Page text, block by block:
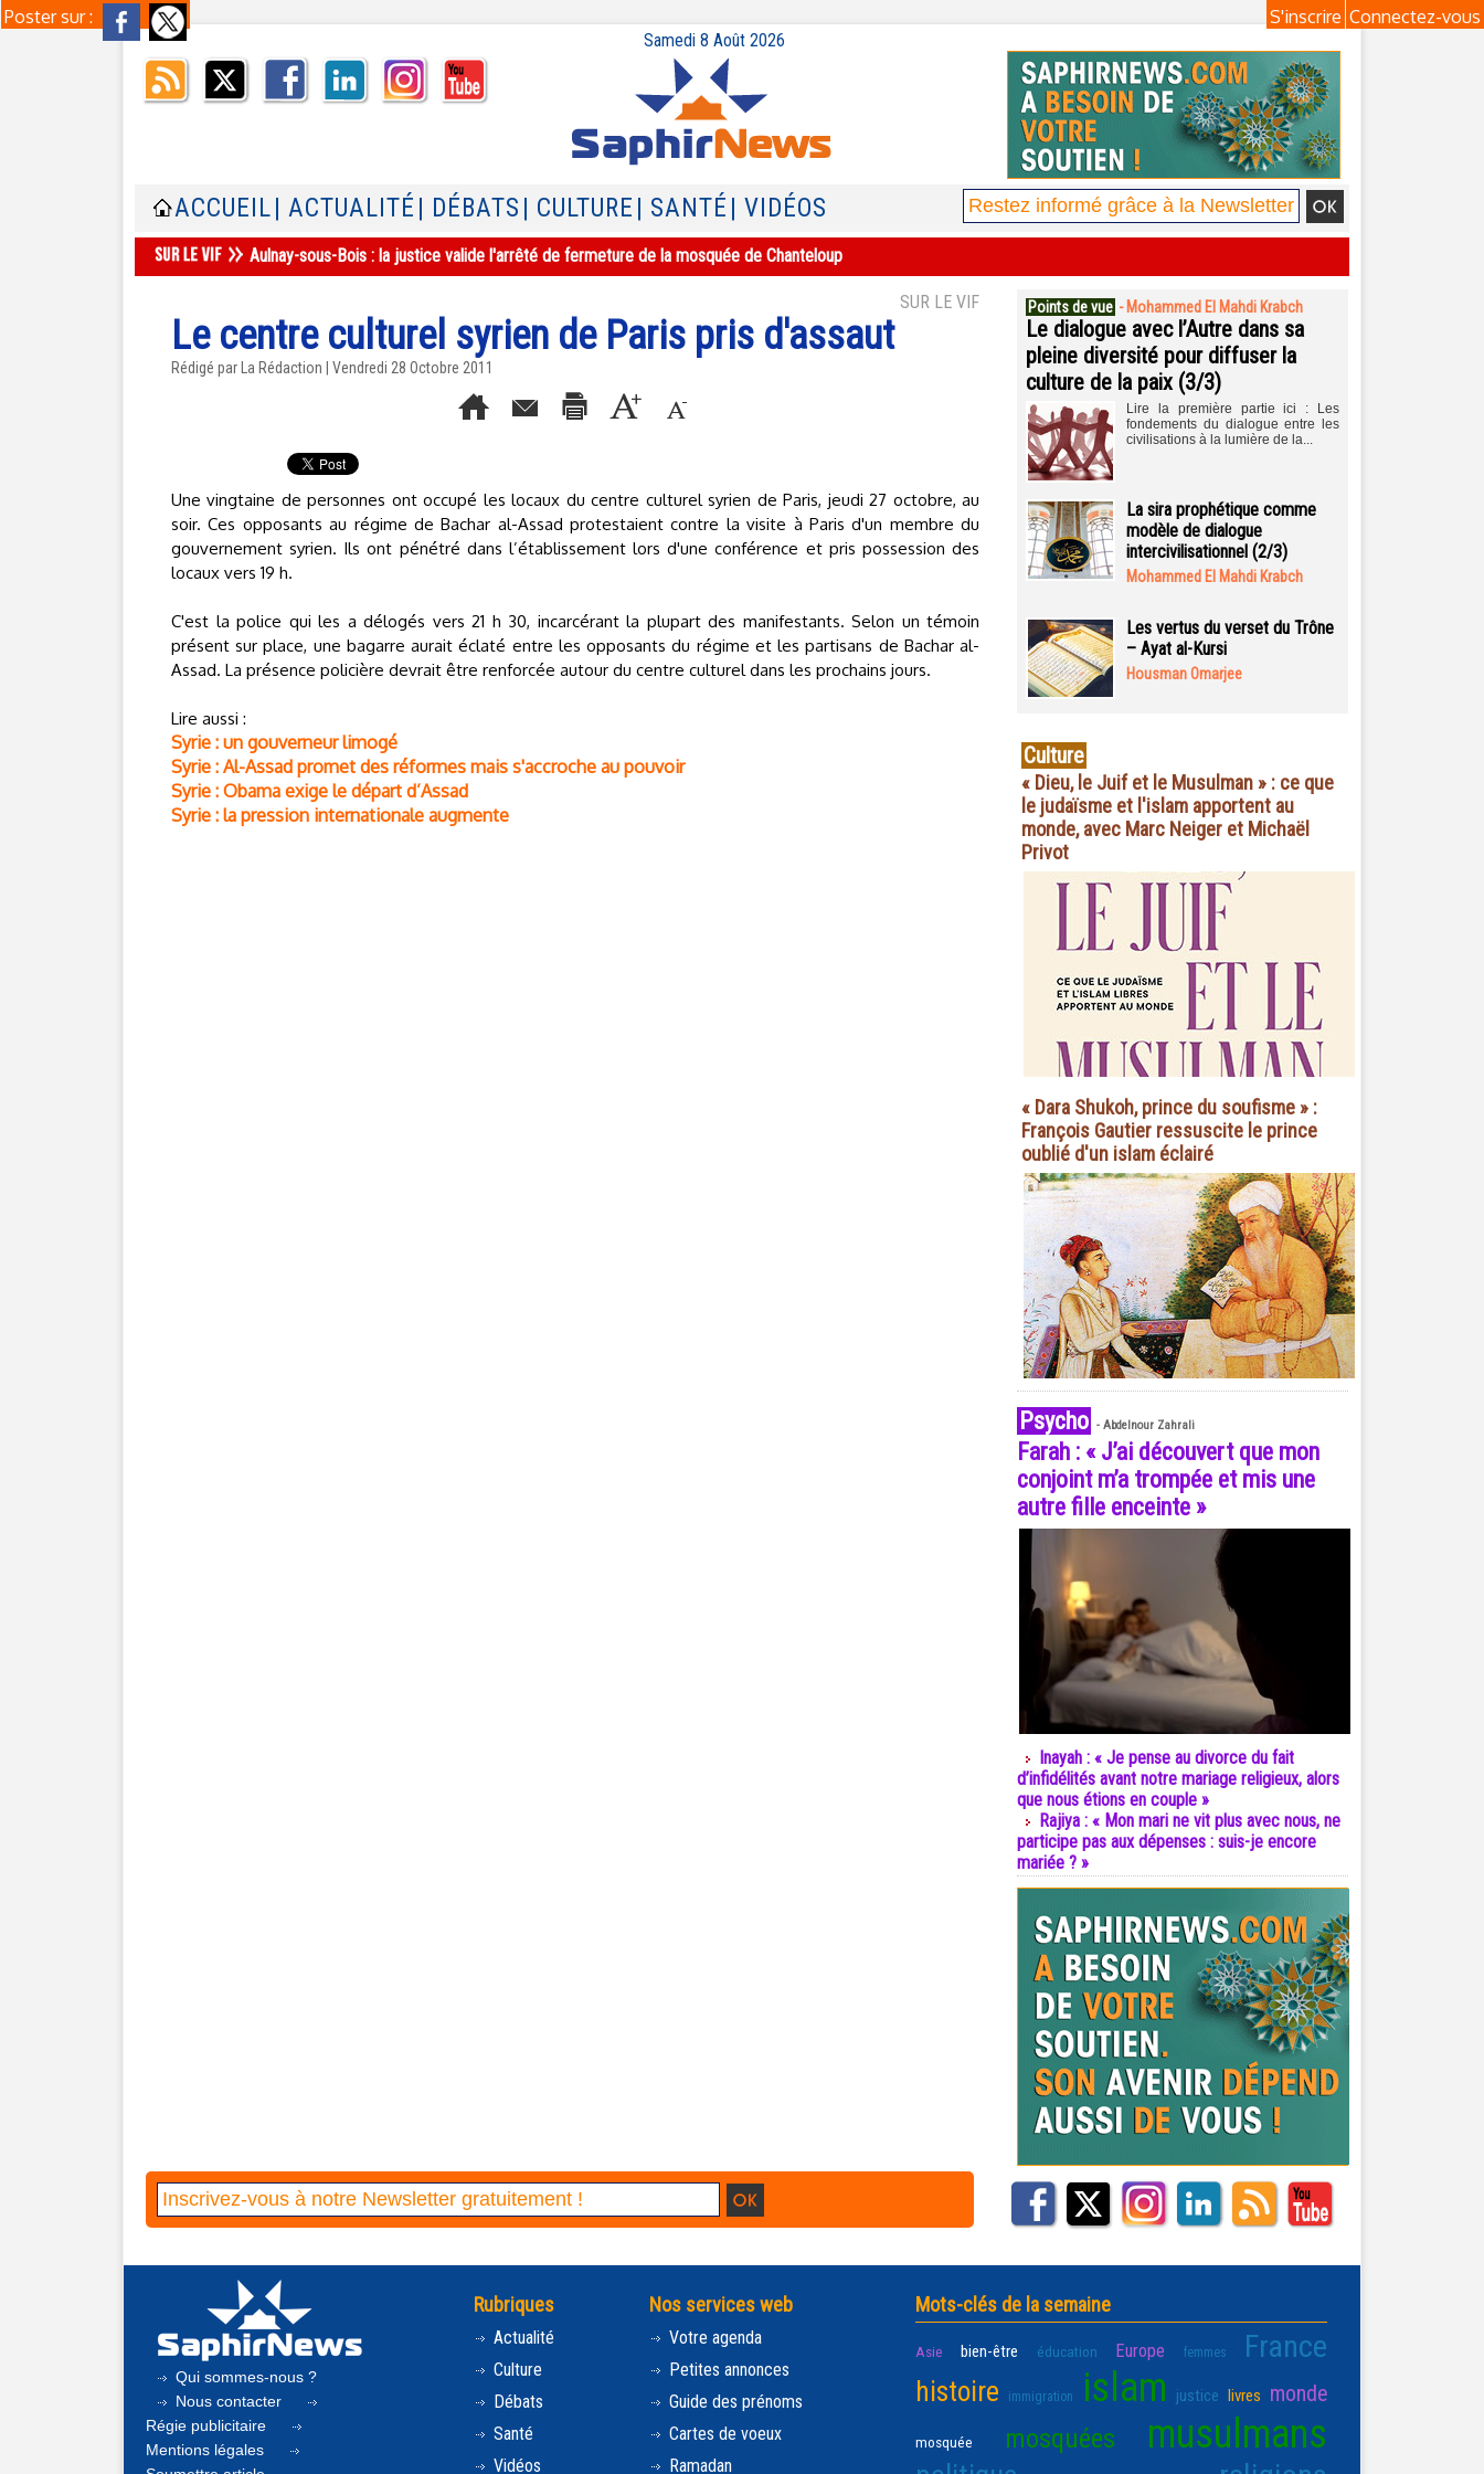
Poster sur : Connectez-vous
S'inscrire
Samedi 8 Août 2026
ACCUEIL | ACTUALITÉ | DÉBATS | CULTURE | SANTÉ | VIDÉOS
Aulnay-sous-Bois : la justice valide l'arrêté de fermeture de la mosquée de Chanteloup
SUR LE VIF
Le centre culturel syrien de Paris pris d'assaut
Rédigé par La Rédaction | Vendredi 28 Octobre 2011
Une vingtaine de personnes ont occupé les locaux du centre culturel syrien de Paris, jeudi 27 octobre, au
soir. Ces opposants au régime de Bachar al-Assad protestaient contre la visite à Paris d'un membre du
gouvernement syrien. Ils ont pénétré dans l’établissement lors d'une conférence et pris possession des
locaux vers 19 h.
C'est la police qui les a délogés vers 21 h 30, incarcérant la plupart des manifestants. Selon un témoin
présent sur place, une bagarre aurait éclaté entre les opposants du régime et les partisans de Bachar al-
Assad. La présence policière devrait être renforcée autour du centre culturel dans les prochains jours.
Lire aussi :
Syrie : un gouverneur limogé
Syrie : Al-Assad promet des réformes mais s'accroche au pouvoir
Syrie : Obama exige le départ d’Assad
Syrie : la pression internationale augmente
Points de vue - Mohammed El Mahdi Krabch
Le dialogue avec l’Autre dans sa
pleine diversité pour diffuser la
culture de la paix (3/3)
Lire la première partie ici : Les
fondements du dialogue entre les
civilisations à la lumière de la...
La sira prophétique comme
modèle de dialogue
intercivilisationnel (2/3)
Mohammed El Mahdi Krabch
Les vertus du verset du Trône
– Ayat al-Kursi
Housman Omarjee
Culture
« Dieu, le Juif et le Musulman » : ce que
le judaïsme et l'islam apportent au
monde, avec Marc Neiger et Michaël
Privot
« Dara Shukoh, prince du soufisme » :
François Gautier ressuscite le prince
oublié d'un islam éclairé
Psycho - Abdelnour Zahrali
Farah : « J’ai découvert que mon
conjoint m’a trompée et mis une
autre fille enceinte »
Inayah : « Je pense au divorce du fait
d’infidélités avant notre mariage religieux, alors
que nous étions en couple »
Rajiya : « Mon mari ne vit plus avec nous, ne
participe pas aux dépenses : suis-je encore
mariée ? »
Qui sommes-nous ?
Nous contacter
Régie publicitaire
Mentions légales
Rubriques
Actualité
Culture
Débats
Santé
Vidéos
Nos services web
Votre agenda
Petites annonces
Guide des prénoms
Cartes de voeux
Ramadan
Mots-clés de la semaine
Asie bien-être éducation Europe femmes France
histoire immigration islam justice livres monde
mosquée mosquées musulmans